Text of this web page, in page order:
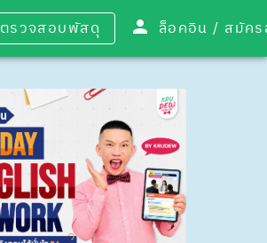
ตรวจสอบพัสดุ ล็อคอิน /